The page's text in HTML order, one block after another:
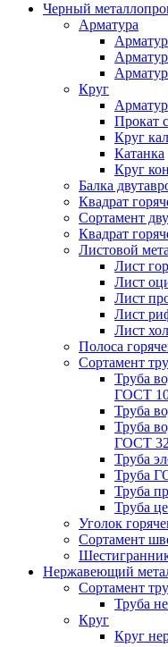
Черный
Арматура
Круг
Прокат
Круг
Катанка
Круг
Балка
Квадрат
Сортамент
Квадрат
Листовой
Лист
Лист
Лист
Лист
Лист
Полоса
Сортамент
Труба
ГОСТ
Труба
Труба
ГОСТ
Труба
Труба
Труба
Труба
Уголок
Сортамент
Нержавеющий
Сортамент
Труба
Круг
Круг